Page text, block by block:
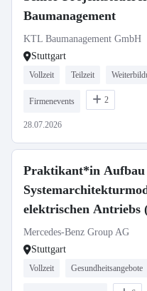
Baumanagement
KTL Baumanagement GmbH
Stuttgart
Vollzeit Teilzeit
Firmenevents 2
28.07.2026
Praktikant*in Aufbau
elektrischen Antriebs
Praktikum)
Mercedes-Benz Group AG
Stuttgart
Vollzeit Gesundheitsangebote